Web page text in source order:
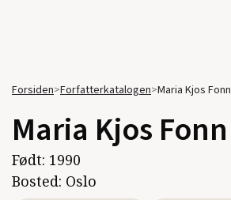
Forsiden>Forfatterkatalogen>Maria Kjos Fonn
Maria Kjos Fonn
Født: 1990
Bosted: Oslo